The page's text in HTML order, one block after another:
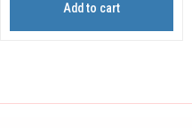
Add to cart